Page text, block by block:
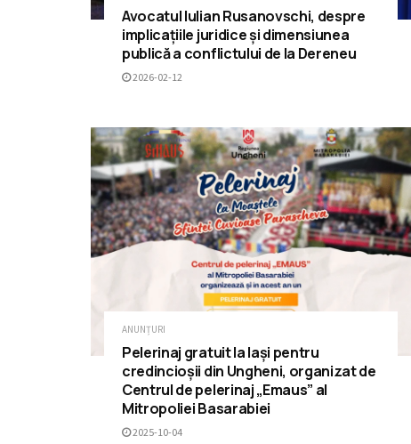
Avocatul Iulian Rusanovschi, despre
implicațiile juridice și dimensiunea
publică a conflictului de la Dereneu
2026-02-12
ANUNȚURI
Pelerinaj gratuit la Iași pentru
credincioșii din Ungheni, organizat de
Centrul de pelerinaj „Emaus” al
Mitropoliei Basarabiei
2025-10-04